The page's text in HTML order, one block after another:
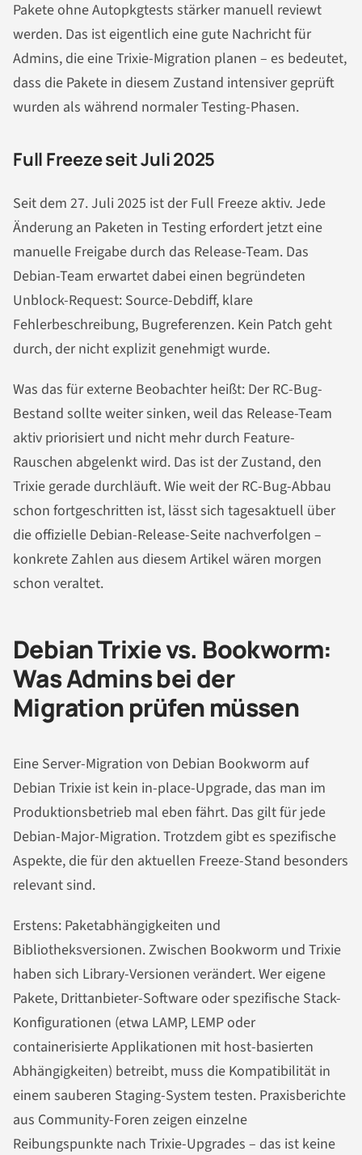
Pakete ohne Autopkgtests stärker manuell reviewt
werden. Das ist eigentlich eine gute Nachricht für
Admins, die eine Trixie-Migration planen – es bedeutet,
dass die Pakete in diesem Zustand intensiver geprüft
wurden als während normaler Testing-Phasen.
Full Freeze seit Juli 2025
Seit dem 27. Juli 2025 ist der Full Freeze aktiv. Jede
Änderung an Paketen in Testing erfordert jetzt eine
manuelle Freigabe durch das Release-Team. Das
Debian-Team erwartet dabei einen begründeten
Unblock-Request: Source-Debdiff, klare
Fehlerbeschreibung, Bugreferenzen. Kein Patch geht
durch, der nicht explizit genehmigt wurde.
Was das für externe Beobachter heißt: Der RC-Bug-
Bestand sollte weiter sinken, weil das Release-Team
aktiv priorisiert und nicht mehr durch Feature-
Rauschen abgelenkt wird. Das ist der Zustand, den
Trixie gerade durchläuft. Wie weit der RC-Bug-Abbau
schon fortgeschritten ist, lässt sich tagesaktuell über
die offizielle Debian-Release-Seite nachverfolgen –
konkrete Zahlen aus diesem Artikel wären morgen
schon veraltet.
Debian Trixie vs. Bookworm:
Was Admins bei der
Migration prüfen müssen
Eine Server-Migration von Debian Bookworm auf
Debian Trixie ist kein in-place-Upgrade, das man im
Produktionsbetrieb mal eben fährt. Das gilt für jede
Debian-Major-Migration. Trotzdem gibt es spezifische
Aspekte, die für den aktuellen Freeze-Stand besonders
relevant sind.
Erstens: Paketabhängigkeiten und
Bibliotheksversionen. Zwischen Bookworm und Trixie
haben sich Library-Versionen verändert. Wer eigene
Pakete, Drittanbieter-Software oder spezifische Stack-
Konfigurationen (etwa LAMP, LEMP oder
containerisierte Applikationen mit host-basierten
Abhängigkeiten) betreibt, muss die Kompatibilität in
einem sauberen Staging-System testen. Praxisberichte
aus Community-Foren zeigen einzelne
Reibungspunkte nach Trixie-Upgrades – das ist keine